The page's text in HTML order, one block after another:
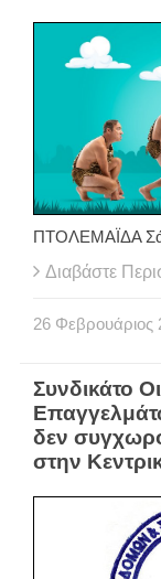
ΠΤΟΛΕΜΑÏΔΑ
Διαβάστε
26 Φεβρουάριος
Συνδικάτο
δεν
στην